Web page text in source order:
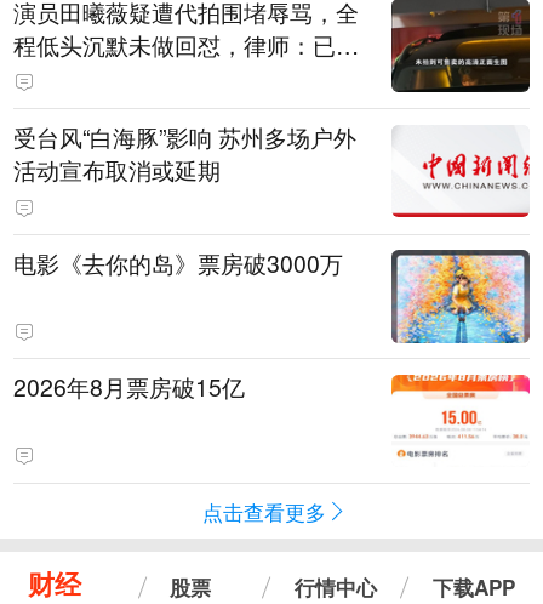
演员田曦薇疑遭代拍围堵辱骂，全
程低头沉默未做回怼，律师：已超
出公众人物应容忍的合理界限
受台风“白海豚”影响 苏州多场户外
活动宣布取消或延期
电影《去你的岛》票房破3000万
2026年8月票房破15亿
点击查看更多
财经 股票 行情中心 下载APP